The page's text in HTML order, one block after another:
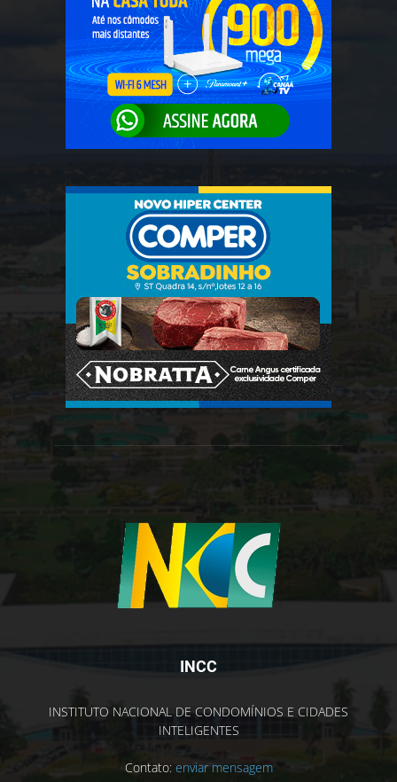
INCC
INSTITUTO NACIONAL DE CONDOMÍNIOS E CIDADES
INTELIGENTES
Contato: enviar mensagem